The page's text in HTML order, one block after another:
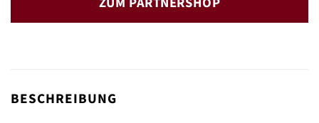
BESCHREIBUNG